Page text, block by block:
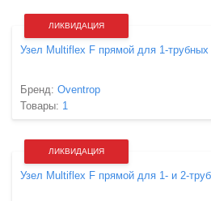
ЛИКВИДАЦИЯ
Узел Multiflex F прямой для 1-трубных
Бренд: Oventrop
Товары: 1
ЛИКВИДАЦИЯ
Узел Multiflex F прямой для 1- и 2-